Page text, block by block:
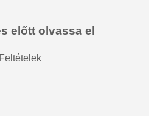
előtt olvassa el